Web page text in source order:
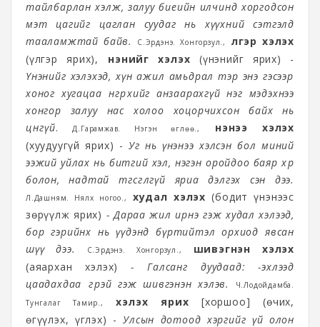
тайлбарлан хэлж, залуу биеийн илчинд хоргодсон
мэт цагийг цаглан суудаг нь хүүхний сэтгэлд
тааламжтай байв.
С.Эрдэнэ. Хонгорзул.,
үлгэр хэлэх
(үлгэр ярих), үнэнийг хэлэх (үнэнийг ярих) -
Үнэнийг хэлэхэд, хүн ажил амьдрал тэр энэ гэсээр
хоног хугацаа өнгөрөхийг анзаарахгүй нэг мэдэхнээ
хонгор залуу нас холоо хоцорчихсон байх нь
цөөнгүй.Д.Гарамжав. Нэгэн өглөө.,
үнэнээ хэлэх
(хуудуугүй ярих) - Уг нь үнэнээ хэлсэн бол миний
ээжий уйлах нь битгий хэл, нэгэн оройдоо баяр хөөр
болон, надтай төгсгөлгүй яриа дэлгэх сэн дээ.
Л.Дашням. Нялх ногоо., худал хэлэх (бодит үнэнээс
зөрүүлж ярих) - Дараа жил ирнэ гэж худал хэлээд,
бор гэрийнх нь үүдэнд бүртийтэл орхиод явсан
шүү дээ.
С.Эрдэнэ. Хонгорзул.,
шивэгнэн хэлэх
(аяархан хэлэх)- Галсанг дуудаад: -эхлээд
цаадахдаа өгөөрэй гэж шивгэнэн хэлэв.
Ч.Лодойдамба.
Тунгалаг Тамир.,
хэлэх ярих [хоршоо] (өчих,
өгүүлэх, үглэх) -Улсын дотоод хэргийг үй олон